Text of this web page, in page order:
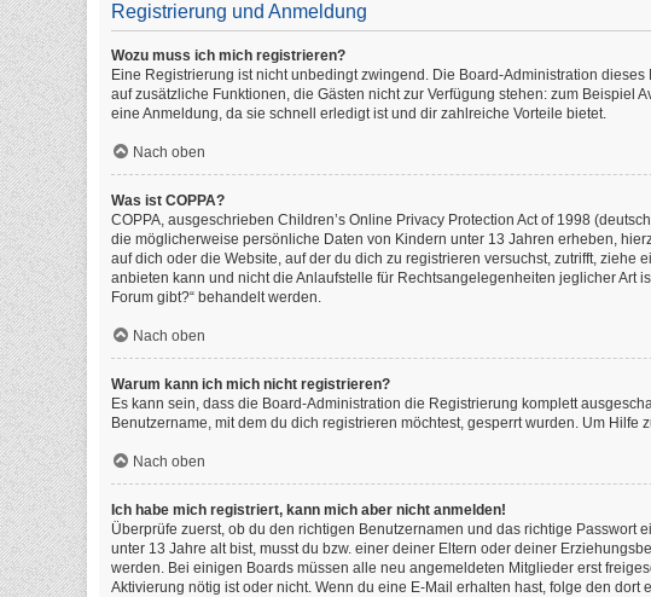
Registrierung und Anmeldung
Wozu muss ich mich registrieren?
Eine Registrierung ist nicht unbedingt zwingend. Die Board-Administration
auf zusätzliche Funktionen, die Gästen nicht zur Verfügung stehen: zum Beispiel
eine Anmeldung, da sie schnell erledigt ist und dir zahlreiche Vorteile bietet.
Nach oben
Was ist COPPA?
COPPA, ausgeschrieben Children’s Online Privacy Protection Act of 1998
die möglicherweise persönliche Daten von Kindern unter 13 Jahren erheben,
auf dich oder die Website, auf der du dich zu registrieren versuchst, zutrifft,
anbieten kann und nicht die Anlaufstelle für Rechtsangelegenheiten jeglicher Art
Forum gibt?“ behandelt werden.
Nach oben
Warum kann ich mich nicht registrieren?
Es kann sein, dass die Board-Administration die Registrierung komplett
Benutzername, mit dem du dich registrieren möchtest, gesperrt wurden. Um
Nach oben
Ich habe mich registriert, kann mich aber nicht anmelden!
Überprüfe zuerst, ob du den richtigen Benutzernamen und das richtige
unter 13 Jahre alt bist, musst du bzw. einer deiner Eltern oder deiner
werden. Bei einigen Boards müssen alle neu angemeldeten Mitglieder erst
Aktivierung nötig ist oder nicht. Wenn du eine E-Mail erhalten hast, folge den